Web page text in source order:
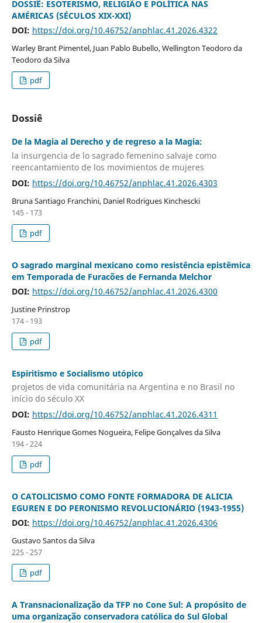
DOSSIÊ: ESOTERISMO, RELIGIÃO E POLÍTICA NAS
AMÉRICAS (SÉCULOS XIX-XXI)
DOI: https://doi.org/10.46752/anphlac.41.2026.4322
Warley Brant Pimentel, Juan Pablo Bubello, Wellington Teodoro da
Teodoro da Silva
pdf
Dossiê
De la Magia al Derecho y de regreso a la Magia:
la insurgencia de lo sagrado femenino salvaje como
reencantamiento de los movimientos de mujeres
DOI: https://doi.org/10.46752/anphlac.41.2026.4303
Bruna Santiago Franchini, Daniel Rodrigues Kinchescki
145 - 173
pdf
O sagrado marginal mexicano como resistência epistêmica
em Temporada de Furacões de Fernanda Melchor
DOI: https://doi.org/10.46752/anphlac.41.2026.4300
Justine Prinstrop
174 - 193
pdf
Espiritismo e Socialismo utópico
projetos de vida comunitária na Argentina e no Brasil no
início do século XX
DOI: https://doi.org/10.46752/anphlac.41.2026.4311
Fausto Henrique Gomes Nogueira, Felipe Gonçalves da Silva
194 - 224
pdf
O CATOLICISMO COMO FONTE FORMADORA DE ALICIA
EGUREN E DO PERONISMO REVOLUCIONÁRIO (1943-1955)
DOI: https://doi.org/10.46752/anphlac.41.2026.4306
Gustavo Santos da Silva
225 - 257
pdf
A Transnacionalização da TFP no Cone Sul: A propósito de
uma organização conservadora católica do Sul Global